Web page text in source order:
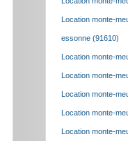
Location monte-
essonne (91610)
Location monte-
Location monte-
Location monte-
Location monte-
Location monte-